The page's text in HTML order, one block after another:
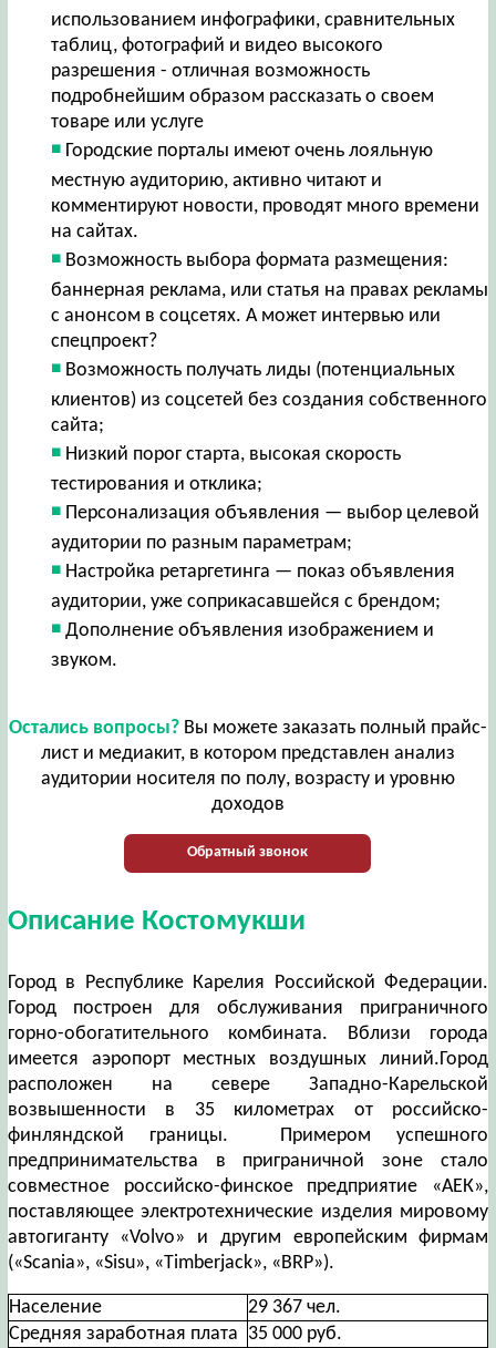
использованием инфографики, сравнительных
таблиц, фотографий и видео высокого
разрешения - отличная возможность
подробнейшим образом рассказать о своем
товаре или услуге
Городские порталы имеют очень лояльную
местную аудиторию, активно читают и
комментируют новости, проводят много времени
на сайтах.
Возможность выбора формата размещения:
баннерная реклама, или статья на правах рекламы
с анонсом в соцсетях. А может интервью или
спецпроект?
Возможность получать лиды (потенциальных
клиентов) из соцсетей без создания собственного
сайта;
Низкий порог старта, высокая скорость
тестирования и отклика;
Персонализация объявления — выбор целевой
аудитории по разным параметрам;
Настройка ретаргетинга — показ объявления
аудитории, уже соприкасавшейся с брендом;
Дополнение объявления изображением и
звуком.
Остались вопросы?Вы можете заказать полный прайс-
лист и медиакит, в котором представлен анализ
аудитории носителя по полу, возрасту и уровню
доходов
Обратный звонок
Описание Костомукши
Город в Республике Карелия Российской Федерации.
Город построен для обслуживания приграничного
горно-обогатительного комбината. Вблизи города
имеется аэропорт местных воздушных линий.Город
расположен на севере Западно-Карельской
возвышенности в 35 километрах от российско-
финляндской границы. Примером успешного
предпринимательства в приграничной зоне стало
совместное российско-финское предприятие «АЕК»,
поставляющее электротехнические изделия мировому
автогиганту «Volvo» и другим европейским фирмам
(«Scania», «Sisu», «Timberjack», «BRP»).
Население
29 367 чел.
Средняя заработная плата 35 000 руб.